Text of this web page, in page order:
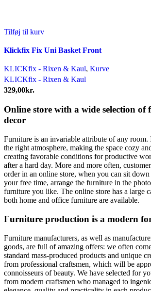
Tilføj til kurv
Klickfix Fix Uni Basket Front
KLICKfix - Rixen & Kaul, Kurve
KLICKfix - Rixen & Kaul
329,00kr.
Online store with a wide selection
decor
Furniture is an invariable attribute of any
the right atmosphere, making the space cozy
creating favorable conditions for productive
after a hard day. More and more often,
order in an online store, when you can sit
your free time, arrange the furniture in the
furniture you like. The online store has a large
both home and office furniture are available.
Furniture production is a modern
Furniture manufacturers, as well as
goods, are full of amazing offers: we often
standard mass-produced products and unique
from professional craftsmen, which will be
connoisseurs of beauty. We have selected for
from modern craftsmen who managed to